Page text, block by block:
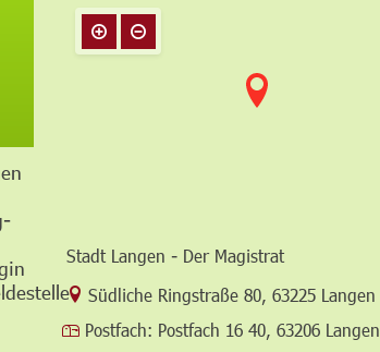
Stadt Langen - Der Magistrat
Link zur Google-Maps Navigation
Südliche Ringstraße 80, 63225 Langen
Postfach: Postfach 16 40, 63206 Langen